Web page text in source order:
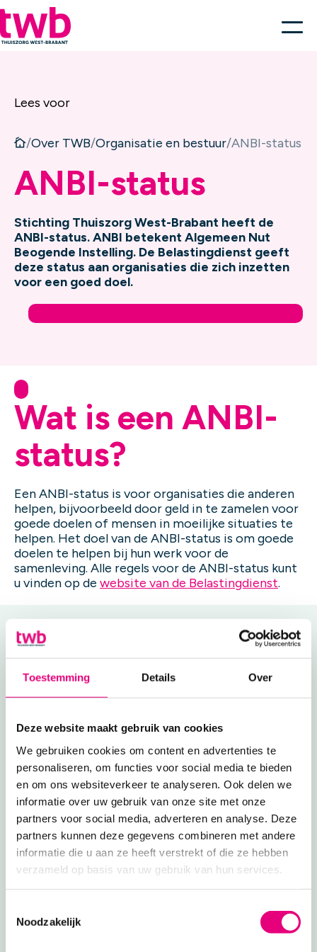
Toestemming Details Over
Deze website maakt gebruik van cookies
We gebruiken cookies om content en advertenties te
personaliseren, om functies voor social media te bieden
en om ons websiteverkeer te analyseren. Ook delen we
informatie over uw gebruik van onze site met onze
partners voor social media, adverteren en analyse. Deze
partners kunnen deze gegevens combineren met andere
informatie die u aan ze heeft verstrekt of die ze hebben
verzameld op basis van uw gebruik van hun services.
Noodzakelijk
Lees voor
/Over TWB/Organisatie en bestuur/ANBI-status
ANBI-status
Stichting Thuiszorg West-Brabant heeft de
ANBI-status. ANBI betekent Algemeen Nut
Beogende Instelling. De Belastingdienst geeft
deze status aan organisaties die zich inzetten
voor een goed doel.
Wat is een ANBI-
status?
Een ANBI-status is voor organisaties die anderen
helpen, bijvoorbeeld door geld in te zamelen voor
goede doelen of mensen in moeilijke situaties te
helpen. Het doel van de ANBI-status is om goede
doelen te helpen bij hun werk voor de
samenleving. Alle regels voor de ANBI-status kunt
u vinden op de website van de Belastingdienst.